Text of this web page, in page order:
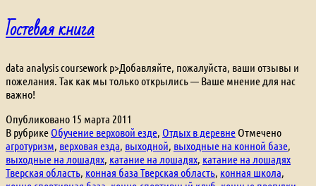
Гостевая книга
data analysis coursework p>Добавляйте, пожалуйста, ваши отзывы и
пожелания. Так как мы только открылись — Ваше мнение для нас
важно!
Опубликовано 15 марта 2011
В рубрике Обучение верховой езде, Отдых в деревне Отмечено
агротуризм, верховая езда, выходной, выходные на конной базе,
выходные на лошадях, катание на лошадях, катание на лошадях
Тверская область, конная база Тверская область, конная школа,